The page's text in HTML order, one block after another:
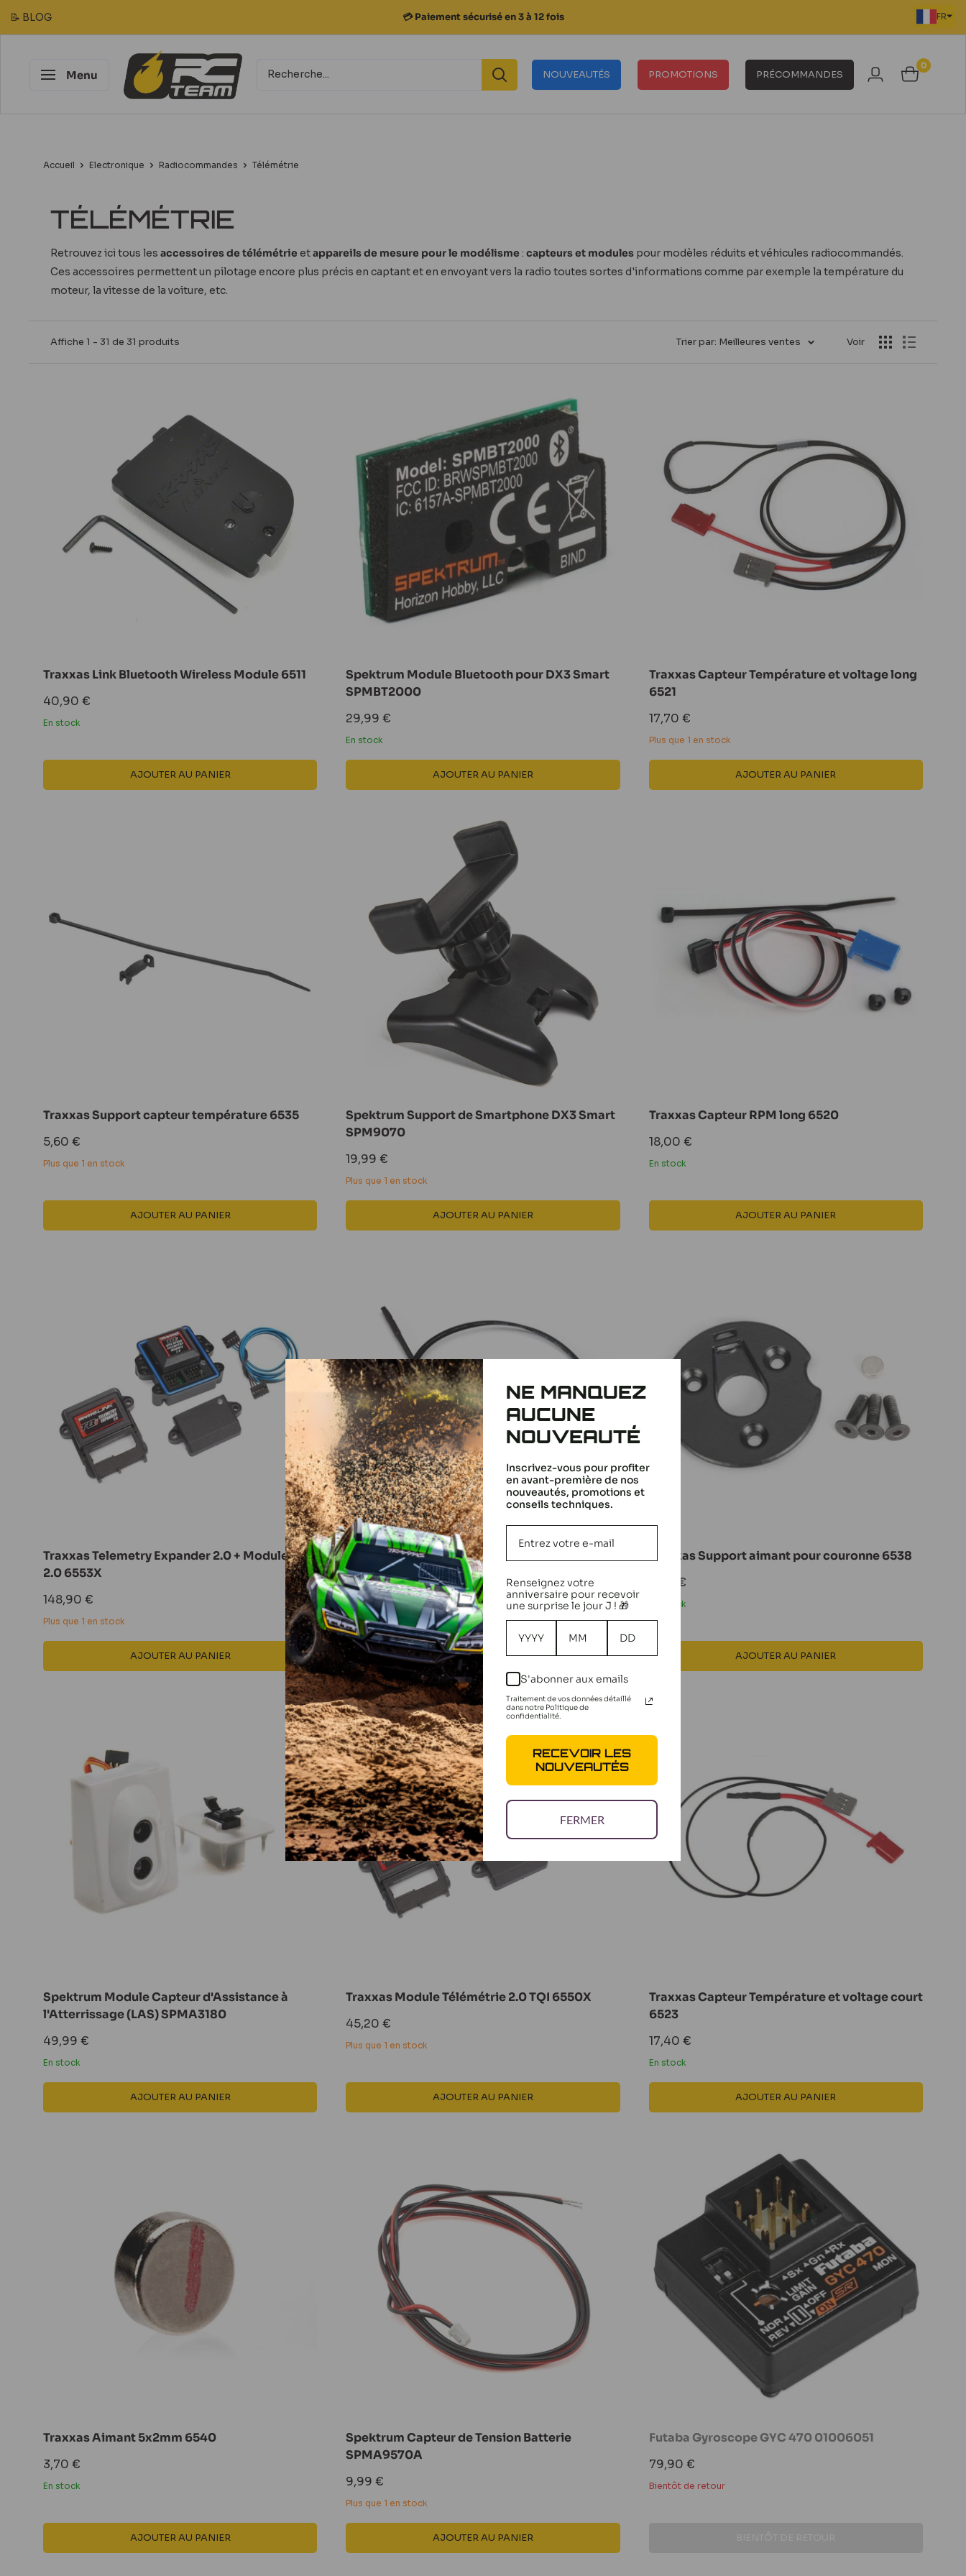
📝 BLOG 📦 Commande avant 15h, expédition le jour même FR
Menu
RC
Team
Modélisme
NOUVEAUTÉS PROMOTIONS PRÉCOMMANDES
0
Accueil Electronique Radiocommandes Télémétrie
TÉLÉMÉTRIE
Retrouvez ici tous les accessoires de télémétrieetappareils de mesure pour le modélisme: capteurs et modules pour modèles réduits et véhicules radiocommandés.
Ces accessoires permettent un pilotage encore plus précis en captant et en envoyant vers la radio toutes sortes d'informations comme par exemple la température du
moteur, la vitesse de la voiture, etc.
Affiche 1 - 31 de 31 produits Trier par: Meilleures ventes Voir
Traxxas Link Bluetooth Wireless Module 6511
Prix
réduit
40,90 €
En stock
AJOUTER AU PANIER
Spektrum Module Bluetooth pour DX3 Smart
SPMBT2000
Prix
réduit
29,99 €
En stock
AJOUTER AU PANIER
Traxxas Capteur Température et voltage long
6521
Prix
réduit
17,70 €
Plus que 1 en stock
AJOUTER AU PANIER
Traxxas Support capteur température 6535
Prix
réduit
5,60 €
Plus que 1 en stock
AJOUTER AU PANIER
Spektrum Support de Smartphone DX3 Smart
SPM9070
Prix
réduit
19,99 €
Plus que 1 en stock
AJOUTER AU PANIER
Traxxas Capteur RPM long 6520
Prix
réduit
18,00 €
En stock
AJOUTER AU PANIER
Traxxas Telemetry Expander 2.0 + Module GPS
2.0 6553X
Prix
réduit
148,90 €
Plus que 1 en stock
AJOUTER AU PANIER
Traxxas Capteur Température et Voltage 6531
Prix
réduit
17,40 €
En stock
AJOUTER AU PANIER
Traxxas Support aimant pour couronne 6538
5,80 €
En stock
AJOUTER AU PANIER
Spektrum Module Capteur d'Assistance à
l'Atterrissage (LAS) SPMA3180
Prix
réduit
49,99 €
En stock
AJOUTER AU PANIER
Traxxas Module Télémétrie 2.0 TQI 6550X
Prix
réduit
45,20 €
Plus que 1 en stock
AJOUTER AU PANIER
Traxxas Capteur Température et voltage court
6523
Prix
réduit
17,40 €
En stock
AJOUTER AU PANIER
Traxxas Aimant 5x2mm 6540
Prix
réduit
3,70 €
En stock
AJOUTER AU PANIER
Spektrum Capteur de Tension Batterie
SPMA9570A
Prix
réduit
9,99 €
Plus que 1 en stock
AJOUTER AU PANIER
Futaba Gyroscope GYC 470 01006051
Prix
réduit
79,90 €
Bientôt de retour
NE MANQUEZ
AUCUNE
NOUVEAUTÉ
Inscrivez-vous pour profiter
en avant-première de nos
nouveautés, promotions et
conseils techniques.
Renseignez votre
anniversaire pour recevoir
une surprise le jour J ! 🎁
S'abonner aux emails
Traitement de vos données détaillé
dans notre Politique de
confidentialité.
RECEVOIR LES
NOUVEAUTÉS
FERMER